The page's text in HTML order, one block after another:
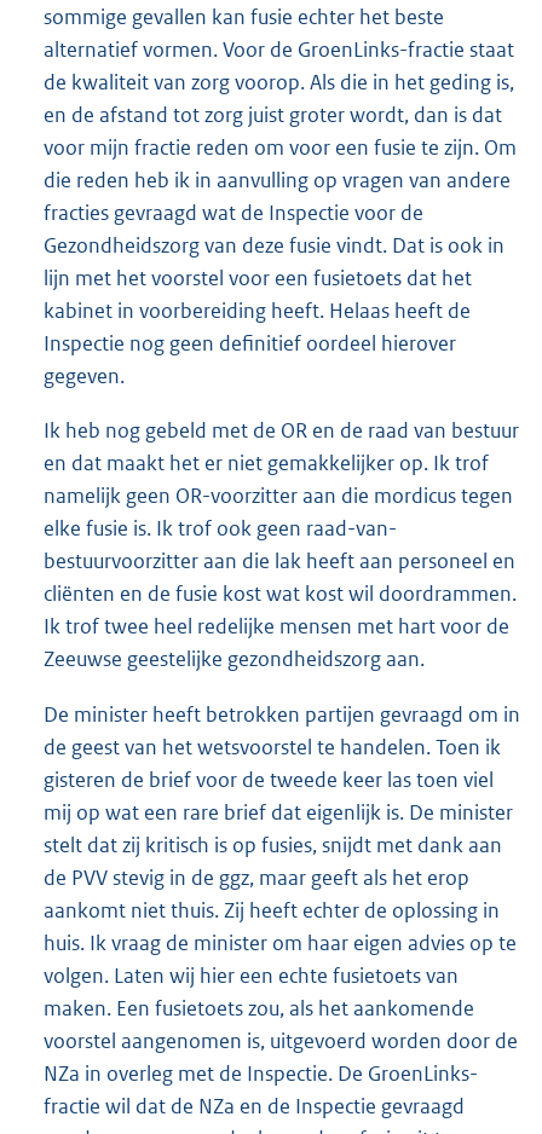
sommige gevallen kan fusie echter het beste
alternatief vormen. Voor de GroenLinks-fractie staat
de kwaliteit van zorg voorop. Als die in het geding is,
en de afstand tot zorg juist groter wordt, dan is dat
voor mijn fractie reden om voor een fusie te zijn. Om
die reden heb ik in aanvulling op vragen van andere
fracties gevraagd wat de Inspectie voor de
Gezondheidszorg van deze fusie vindt. Dat is ook in
lijn met het voorstel voor een fusietoets dat het
kabinet in voorbereiding heeft. Helaas heeft de
Inspectie nog geen definitief oordeel hierover
gegeven.
Ik heb nog gebeld met de OR en de raad van bestuur
en dat maakt het er niet gemakkelijker op. Ik trof
namelijk geen OR-voorzitter aan die mordicus tegen
elke fusie is. Ik trof ook geen raad-van-
bestuurvoorzitter aan die lak heeft aan personeel en
cliënten en de fusie kost wat kost wil doordrammen.
Ik trof twee heel redelijke mensen met hart voor de
Zeeuwse geestelijke gezondheidszorg aan.
De minister heeft betrokken partijen gevraagd om in
de geest van het wetsvoorstel te handelen. Toen ik
gisteren de brief voor de tweede keer las toen viel
mij op wat een rare brief dat eigenlijk is. De minister
stelt dat zij kritisch is op fusies, snijdt met dank aan
de PVV stevig in de ggz, maar geeft als het erop
aankomt niet thuis. Zij heeft echter de oplossing in
huis. Ik vraag de minister om haar eigen advies op te
volgen. Laten wij hier een echte fusietoets van
maken. Een fusietoets zou, als het aankomende
voorstel aangenomen is, uitgevoerd worden door de
NZa in overleg met de Inspectie. De GroenLinks-
fractie wil dat de NZa en de Inspectie gevraagd